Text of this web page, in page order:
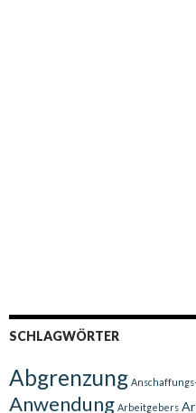
SCHLAGWÖRTER
Abgrenzung
Anwendung Arbeitgebers